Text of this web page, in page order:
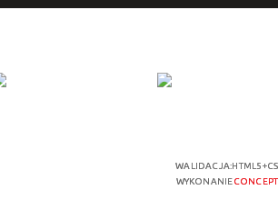
WALIDACJA:HTML5+
WYKONANIECONCEPT